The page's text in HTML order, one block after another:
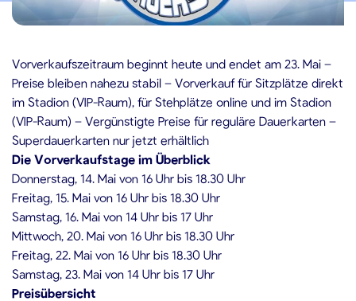
Vorverkaufszeitraum beginnt heute und endet am 23. Mai –
Preise bleiben nahezu stabil – Vorverkauf für Sitzplätze direkt
im Stadion (VIP-Raum), für Stehplätze online und im Stadion
(VIP-Raum) – Vergünstigte Preise für reguläre Dauerkarten –
Superdauerkarten nur jetzt erhältlich
Die Vorverkaufstage im Überblick
Donnerstag, 14. Mai von 16 Uhr bis 18.30 Uhr
Freitag, 15. Mai von 16 Uhr bis 18.30 Uhr
Samstag, 16. Mai von 14 Uhr bis 17 Uhr
Mittwoch, 20. Mai von 16 Uhr bis 18.30 Uhr
Freitag, 22. Mai von 16 Uhr bis 18.30 Uhr
Samstag, 23. Mai von 14 Uhr bis 17 Uhr
Preisübersicht